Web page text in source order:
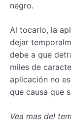
negro.
Al tocarlo, la
dejar
debe a que
miles de
aplicación no
que causa que
Vea mas del